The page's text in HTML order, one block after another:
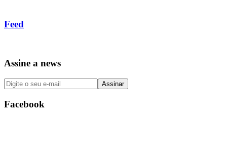
Feed
Assine a news
Facebook